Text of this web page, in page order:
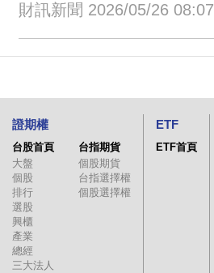
財訊新聞 2026/05/26 08:07
證期權
台股首頁
大盤
個股
排行
選股
興櫃
產業
總經
三大法人
台指期貨
個股期貨
台指選擇權
個股選擇權
ETF
ETF首頁